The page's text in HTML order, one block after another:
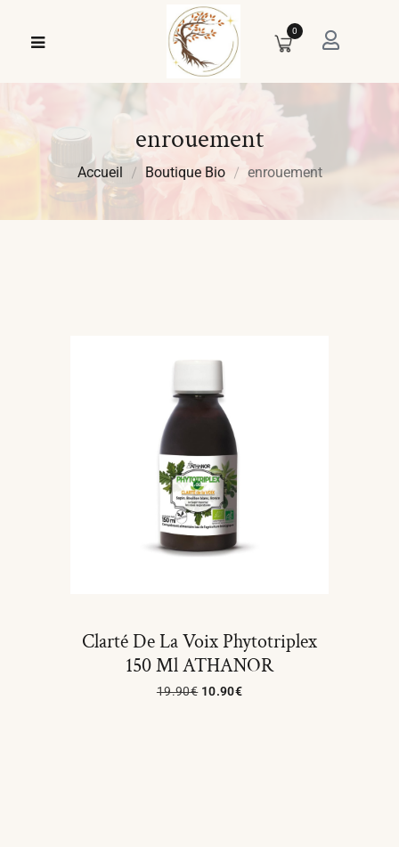
0
enrouement
Accueil Boutique Bio enrouement
Clarté De La Voix Phytotriplex
150 Ml ATHANOR
19.90€ 10.90€